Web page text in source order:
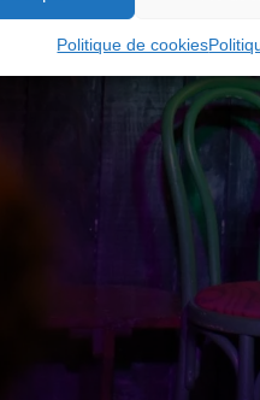
Politique de cookies